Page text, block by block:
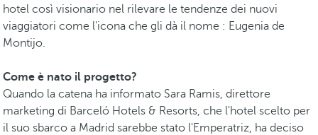
hotel così visionario nel rilevare le tendenze dei nuovi
viaggiatori come l'icona che gli dà il nome : Eugenia de
Montijo.
Come è nato il progetto?
Quando la catena ha informato Sara Ramis, direttore
marketing di Barceló Hotels & Resorts, che l'hotel scelto per
il suo sbarco a Madrid sarebbe stato l'Emperatriz, ha deciso